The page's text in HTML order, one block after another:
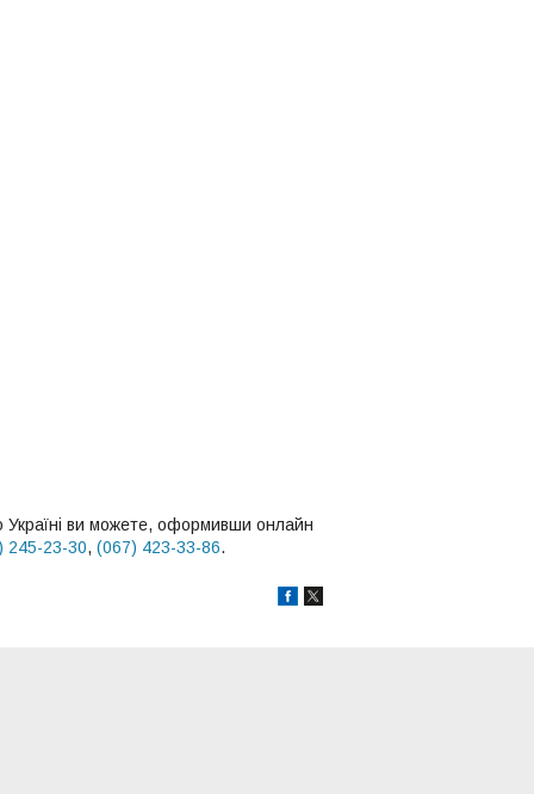
ви можете, оформивши онлайн
245-23-30, (067) 423-33-86.